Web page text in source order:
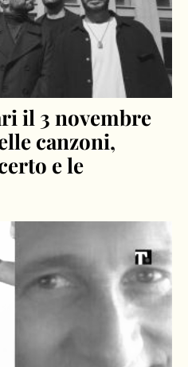
il 3 novembre
canzoni,
e le